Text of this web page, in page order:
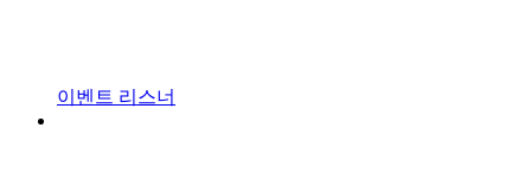
이벤트 리스너